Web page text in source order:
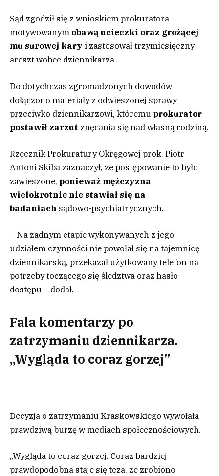
Sąd zgodził się z wnioskiem prokuratora
motywowanym obawą ucieczki oraz grożącej
mu surowej kary i zastosował trzymiesięczny
areszt wobec dziennikarza.
Do dotychczas zgromadzonych dowodów
dołączono materiały z odwieszonej sprawy
przeciwko dziennikarzowi, któremu prokurator
postawił zarzut znęcania się nad własną rodziną.
Rzecznik Prokuratury Okręgowej prok. Piotr
Antoni Skiba zaznaczył, że postępowanie to było
zawieszone, ponieważ mężczyzna
wielokrotnie nie stawiał się na
badaniach sądowo-psychiatrycznych.
– Na żadnym etapie wykonywanych z jego
udziałem czynności nie powołał się na tajemnicę
dziennikarską, przekazał użytkowany telefon na
potrzeby toczącego się śledztwa oraz hasło
dostępu – dodał.
Fala komentarzy po
zatrzymaniu dziennikarza.
„Wygląda to coraz gorzej”
Decyzja o zatrzymaniu Kraskowskiego wywołała
prawdziwą burzę w mediach społecznościowych.
„Wygląda to coraz gorzej. Coraz bardziej
prawdopodobna staje się teza, że zrobiono